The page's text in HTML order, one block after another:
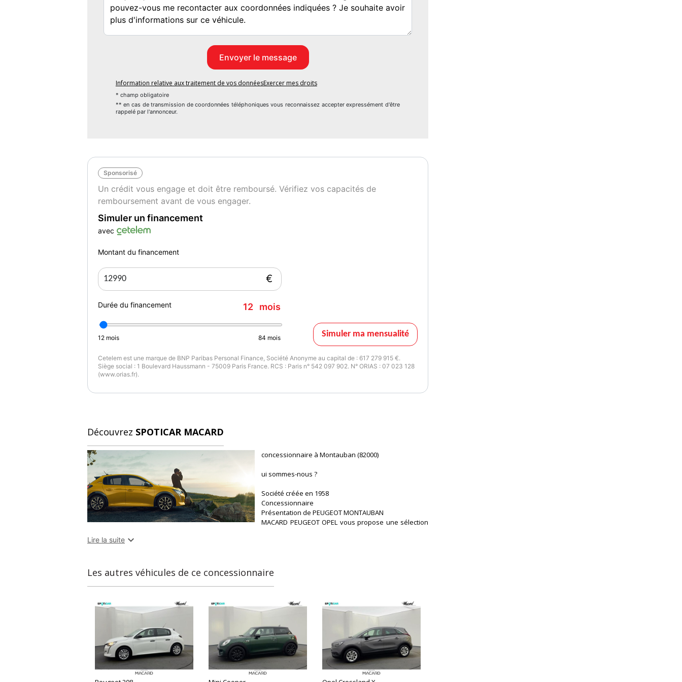
Information relative aux traitement de vos donnéesExercer mes droits
* champ obligatoire
** en cas de transmission de coordonnées téléphoniques vous reconnaissez accepter expressément d'être
rappelé par l'annonceur.
Sponsorisé
Un crédit vous engage et doit être remboursé. Vérifiez vos capacités de
remboursement avant de vous engager.
Simuler un financement
avec
Montant du financement
€
Durée du financement 12 mois
12 mois 84 mois Simuler ma mensualité
Cetelem est une marque de BNP Paribas Personal Finance, Société Anonyme au capital de : 617 279 915 €.
Siège social : 1 Boulevard Haussmann - 75009 Paris France. RCS : Paris n° 542 097 902. N° ORIAS : 07 023 128
(www.orias.fr).
Découvrez SPOTICAR MACARD
concessionnaire à Montauban (82000)
ui sommes-nous ?
Société créée en 1958
Concessionnaire
Présentation de PEUGEOT MONTAUBAN
MACARD PEUGEOT OPEL vous propose une sélection
commercialise des véhicules neufs et d'occasion de
et préparés.
Chez MACARD les occasions SPOTICAR …., il y en a
pour tous les goûts et tous les budgets : véhicules
jusqu'à 15 ans d'âge et moins de 200 000 kms.
Nous disposons égalem
Lire la suite 
Les autres véhicules de ce concessionnaire